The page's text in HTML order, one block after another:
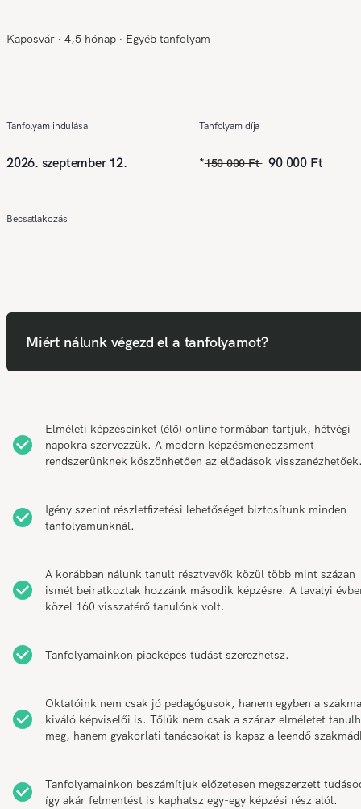
Kaposvár ∙ 4,5 hónap ∙ Egyéb tanfolyam
Tanfolyam indulása
2026. szeptember 12.
Tanfolyam díja
*150 000 Ft 90 000 Ft
Becsatlakozás
Miért nálunk végezd el a tanfolyamot?
Elméleti képzéseinket (élő) online formában tartjuk, hétvégi
napokra szervezzük. A modern képzésmenedzsment
rendszerünknek köszönhetően az előadások
Igény szerint részletfizetési lehetőséget biztosítunk minden
tanfolyamunknál.
A korábban nálunk tanult résztvevők közül több mint százan
ismét beiratkoztak hozzánk második képzésre. A tavalyi
közel 160 visszatérő tanulónk volt.
Tanfolyamainkon piacképes tudást szerezhetsz.
Oktatóink nem csak jó pedagógusok, hanem egyben a szakma
kiváló képviselői is. Tőlük nem csak a száraz elméletet
meg, hanem gyakorlati tanácsokat is kapsz a leendő
Tanfolyamainkon beszámítjuk előzetesen megszerzett
így akár felmentést is kaphatsz egy-egy képzési rész alól.